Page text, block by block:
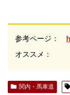
参考ページ：
オススメ：
関内・馬車道